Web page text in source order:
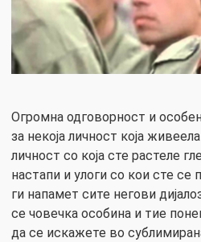
Огромна одговорност и
за некоја личност која
личност со која сте растеле
настапи и улоги со кои сте се
ги напамет сите негови
се човечка особина и тие
да се искажете во